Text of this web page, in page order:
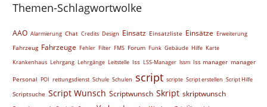
Themen-Schlagwortwolke
AAO Alarmierung Chat Credits Design Einsatz Einsatzliste Einsätze Erweiterung
Fahrzeug Fahrzeuge Fehler Filter FMS Forum Funk Gebäude Hilfe Karte
Krankenhaus Lehrgang Lehrgänge Leitstelle lss LSS-Manager lssm lss manager manager
Personal POI rettungsdienst Schule Schulen script scripte Script erstellen Script Hilfe
Scriptsuche Script Wunsch Scriptwunsch Skript skriptwunsch